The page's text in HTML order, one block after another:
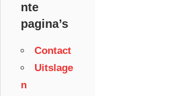
nte
pagina’s
Contact
Uitslage
n